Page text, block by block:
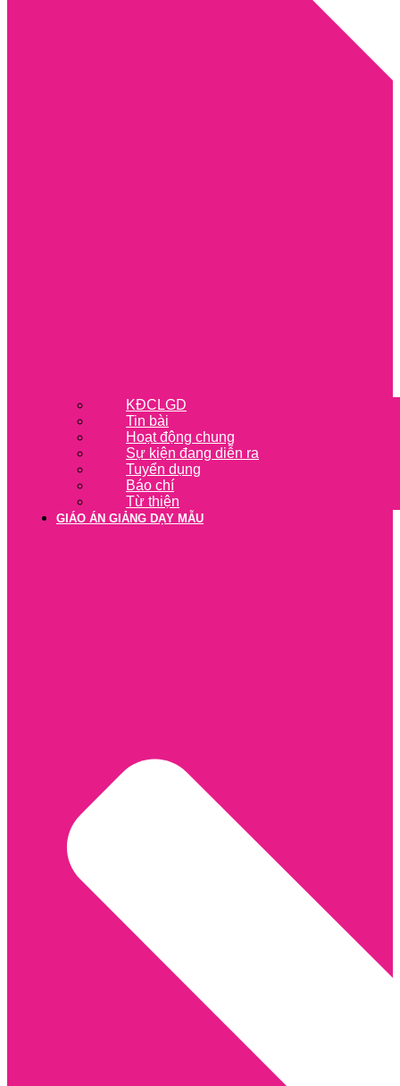
KĐCLGD
Tin bài
Hoạt động chung
Sự kiện đang diễn ra
Tuyển dụng
Báo chí
Từ thiện
GIÁO ÁN GIẢNG DẠY MẪU